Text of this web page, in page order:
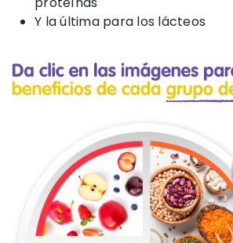
Y la última para los lácteos